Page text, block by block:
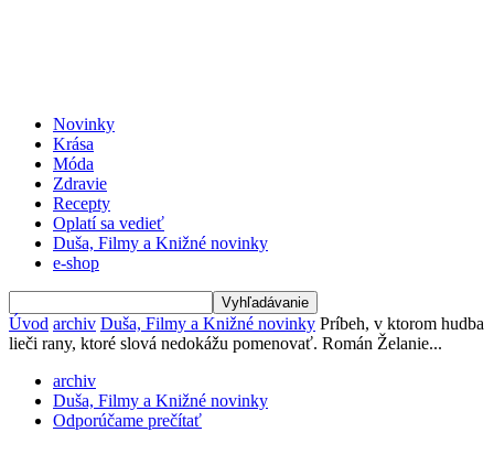
Novinky
Krása
Móda
Zdravie
Recepty
Oplatí sa vedieť
Duša, Filmy a Knižné novinky
e-shop
Úvod archiv Duša, Filmy a Knižné novinky Príbeh, v ktorom hudba
lieči rany, ktoré slová nedokážu pomenovať. Román Želanie...
archiv
Duša, Filmy a Knižné novinky
Odporúčame prečítať